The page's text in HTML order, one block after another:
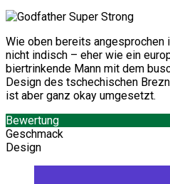
Wie oben bereits
nicht indisch – eher wie ein
biertrinkende Mann mit dem
Design des tschechischen
ist aber ganz okay umgesetzt.
Bewertung
Geschmack
Design